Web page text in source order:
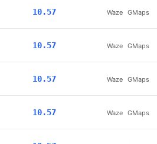
10.57 Waze GMaps
10.57 Waze GMaps
10.57 Waze GMaps
10.57 Waze GMaps